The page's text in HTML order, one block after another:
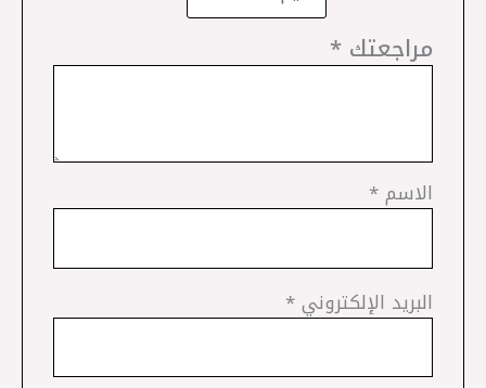
مراجعتك*
الاسم*
البريد الإلكتروني*